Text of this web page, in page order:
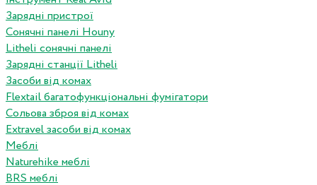
Зарядні пристрої
Сонячні панелі Houny
Litheli сонячні панелі
Зарядні станції Litheli
Засоби від комах
Flextail багатофункціональні фумігатори
Сольова зброя від комах
Extravel засоби від комах
Меблі
Naturehike меблі
BRS меблі